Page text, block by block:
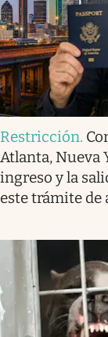
Restricción.
Atlanta, Nueva
ingreso y la
este trámite de